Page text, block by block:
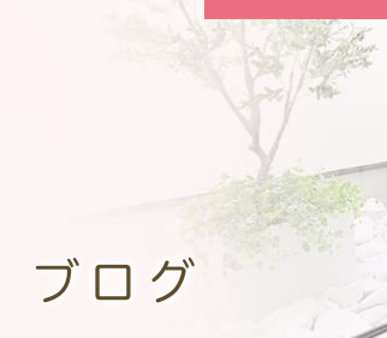
ブログ